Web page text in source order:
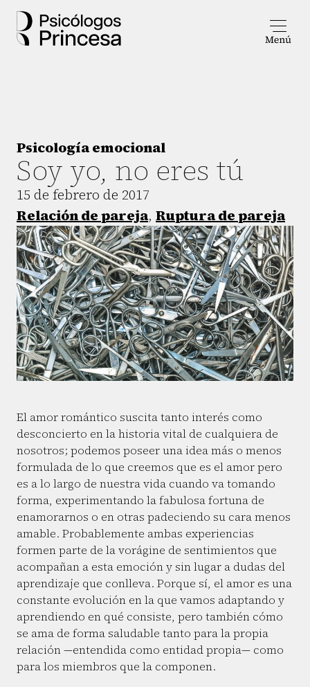
Psicología emocional
Soy yo, no eres tú
15 de febrero de 2017
Relación de pareja, Ruptura de pareja
El amor romántico suscita tanto interés como
desconcierto en la historia vital de cualquiera de
nosotros; podemos poseer una idea más o menos
formulada de lo que creemos que es el amor pero
es a lo largo de nuestra vida cuando va tomando
forma, experimentando la fabulosa fortuna de
enamorarnos o en otras padeciendo su cara menos
amable. Probablemente ambas experiencias
formen parte de la vorágine de sentimientos que
acompañan a esta emoción y sin lugar a dudas del
aprendizaje que conlleva. Porque sí, el amor es una
constante evolución en la que vamos adaptando y
aprendiendo en qué consiste, pero también cómo
se ama de forma saludable tanto para la propia
relación —entendida como entidad propia— como
para los miembros que la componen.